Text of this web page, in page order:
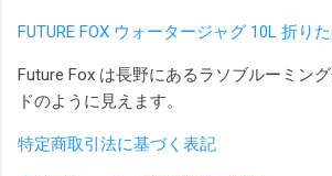
FUTURE FOX ウォータージャグ 10L 折り
Future Fox は長野にあるラソブルーミン
ドのように見えます。
特定商取引法に基づく表記